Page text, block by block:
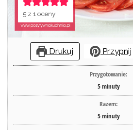
5 z 1 oceny
Drukuj Przypnij
Przygotowanie:
5minuty
Razem:
5minuty